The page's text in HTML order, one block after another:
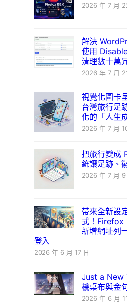
2026 年 7 月
解決
使用
清理數十萬
2026 年 7 月
視覺化圖卡
台灣旅行足
化的「人生
2026 年 7 月
把旅行變成
統讓足跡、
2026 年 7 月 9
帶來全新設
式！Firefox
新增網址列
登入
2026 年 6 月 17 日
Just a New
機桌布與金句
2026 年 6 月